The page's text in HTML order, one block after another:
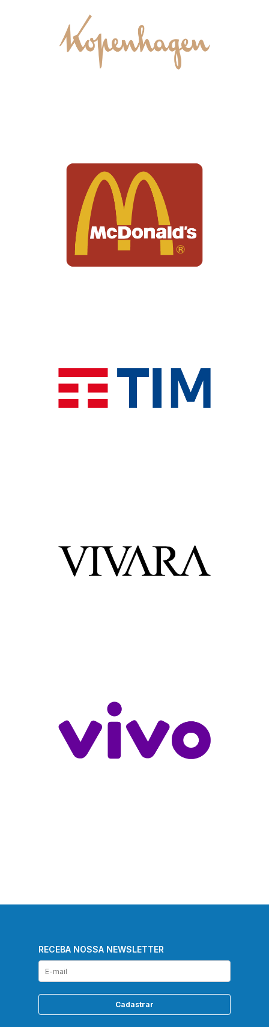
RECEBA NOSSA NEWSLETTER
Cadastrar